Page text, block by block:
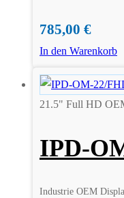
785,00 €
In den Warenkorb
21.5" Full HD
IPD-
Industrie OEM